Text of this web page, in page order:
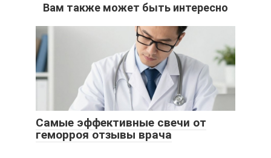
Вам также может быть интересно
Самые эффективные свечи от
геморроя отзывы врача